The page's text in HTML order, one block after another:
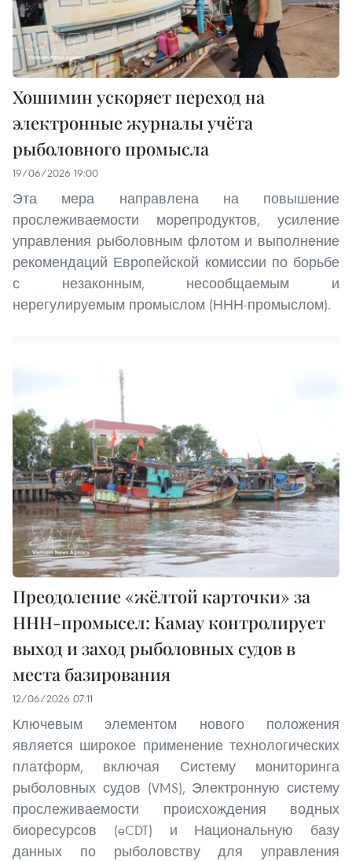
Хошимин ускоряет переход на
электронные журналы учёта
рыболовного промысла
19/06/2026 19:00
Эта мера направлена на повышение
прослеживаемости морепродуктов, усиление
управления рыболовным флотом и выполнение
рекомендаций Европейской комиссии по борьбе
с незаконным, несообщаемым и
нерегулируемым промыслом (ННН-промыслом).
Преодоление «жёлтой карточки» за
ННН-промысел: Камау контролирует
выход и заход рыболовных судов в
места базирования
12/06/2026 07:11
Ключевым элементом нового положения
является широкое применение технологических
платформ, включая Систему мониторинга
рыболовных судов (VMS), Электронную систему
прослеживаемости происхождения водных
биоресурсов (eCDT) и Национальную базу
данных по рыболовству для управления